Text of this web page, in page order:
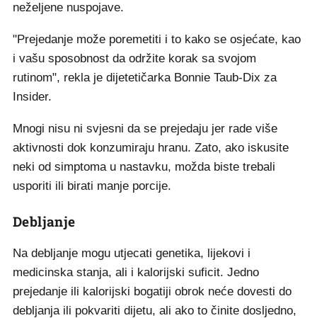
neželjene nuspojave.
"Prejedanje može poremetiti i to kako se osjećate, kao
i vašu sposobnost da održite korak sa svojom
rutinom", rekla je dijetetičarka Bonnie Taub-Dix za
Insider.
Mnogi nisu ni svjesni da se prejedaju jer rade više
aktivnosti dok konzumiraju hranu. Zato, ako iskusite
neki od simptoma u nastavku, možda biste trebali
usporiti ili birati manje porcije.
Debljanje
Na debljanje mogu utjecati genetika, lijekovi i
medicinska stanja, ali i kalorijski suficit. Jedno
prejedanje ili kalorijski bogatiji obrok neće dovesti do
debljanja ili pokvariti dijetu, ali ako to činite dosljedno,